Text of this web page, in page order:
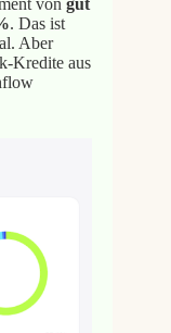
von gut
. Das ist
Aber
Kredite aus